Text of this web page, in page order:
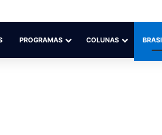
PROGRAMAS COLUNAS